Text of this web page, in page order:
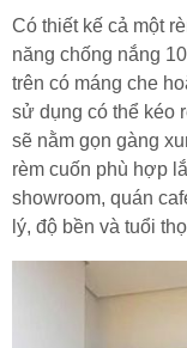
Có thiết kế cả một
năng chống nắng
trên có máng che
sử dụng có thể kéo
sẽ nằm gọn gàng
rèm cuốn phù hợp
showroom, quán
lý, độ bền và tuổi